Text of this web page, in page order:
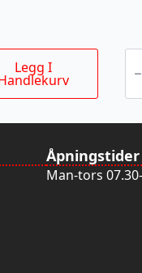
Legg I
Åpningstider
Man-tors